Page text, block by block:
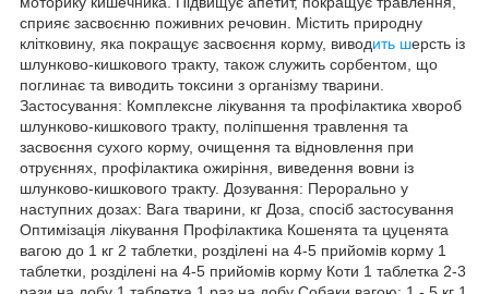
сприяє засвоєнню поживних речовин. Містить природну
клітковину, яка покращує засвоєння корму, виводить шерсть із
шлунково-кишкового тракту, також служить сорбентом, що
поглинає та виводить токсини з організму тварини.
Застосування: Комплексне лікування та профілактика хвороб
шлунково-кишкового тракту, поліпшення травлення та
засвоєння сухого корму, очищення та відновлення при
отруєннях, профілактика ожиріння, виведення вовни із
шлунково-кишкового тракту. Дозування: Перорально у
наступних дозах: Вага тварини, кг Доза, спосіб застосування
Оптимізація лікування Профілактика Кошенята та цуценята
вагою до 1 кг 2 таблетки, розділені на 4-5 прийомів корму 1
таблетки, розділені на 4-5 прийомів корму Коти 1 таблетка 2-3